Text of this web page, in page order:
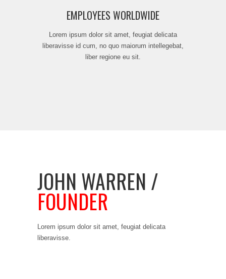
EMPLOYEES WORLDWIDE
Lorem ipsum dolor sit amet, feugiat delicata
liberavisse id cum, no quo maiorum intellegebat,
liber regione eu sit.
JOHN WARREN /
FOUNDER
Lorem ipsum dolor sit amet, feugiat delicata
liberavisse.